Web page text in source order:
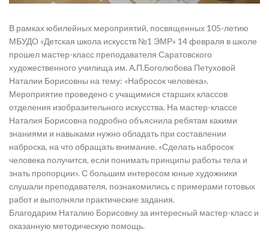
В рамках юбилейных мероприятий, посвященных 105-летию
МБУДО «Детская школа искусств №1 ЭМР» 14 февраля в школе
прошел мастер-класс преподавателя Саратовского
художественного училища им. А.П.Боголюбова Петуховой
Наталии Борисовны на тему: «Набросок человека».
​Мероприятие проведено с учащимися старших классов
отделения изобразительного искусства. На мастер-классе
Наталия Борисовна подробно объяснила ребятам какими
знаниями и навыками нужно обладать при составлении
наброска, на что обращать внимание. «Сделать набросок
человека получится, если понимать принципы работы тела и
знать пропорции». С большим интересом юные художники
слушали преподавателя, познакомились с примерами готовых
работ и выполняли практические задания.
Благодарим Наталию Борисовну за интересный мастер-класс и
оказанную методическую помощь.